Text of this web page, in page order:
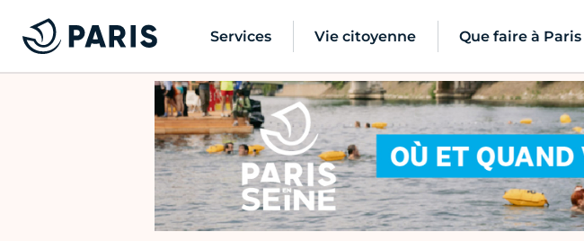
Services Vie citoyenne Que faire à Paris